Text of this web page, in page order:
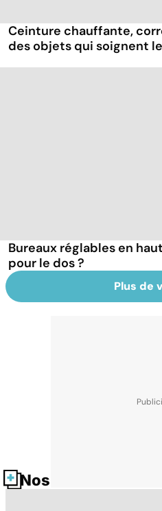
Ceinture chauffante,
des objets qui soignent
Bureaux réglables en
pour le dos ?
Plus de
Nos fiches santé